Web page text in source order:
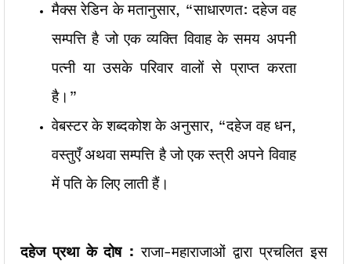
मैक्स रेडिन के मतानुसार, “साधारणत: दहेज वह
सम्पत्ति है जो एक व्यक्ति विवाह के समय अपनी
पत्नी या उसके परिवार वालों से प्राप्त करता
है।”
वेबस्टर के शब्दकोश के अनुसार, “दहेज वह धन,
वस्तुएँ अथवा सम्पत्ति है जो एक स्त्री अपने विवाह
में पति के लिए लाती हैं।
दहेज प्रथा के दोष : राजा-महाराजाओं द्वारा प्रचलित इस